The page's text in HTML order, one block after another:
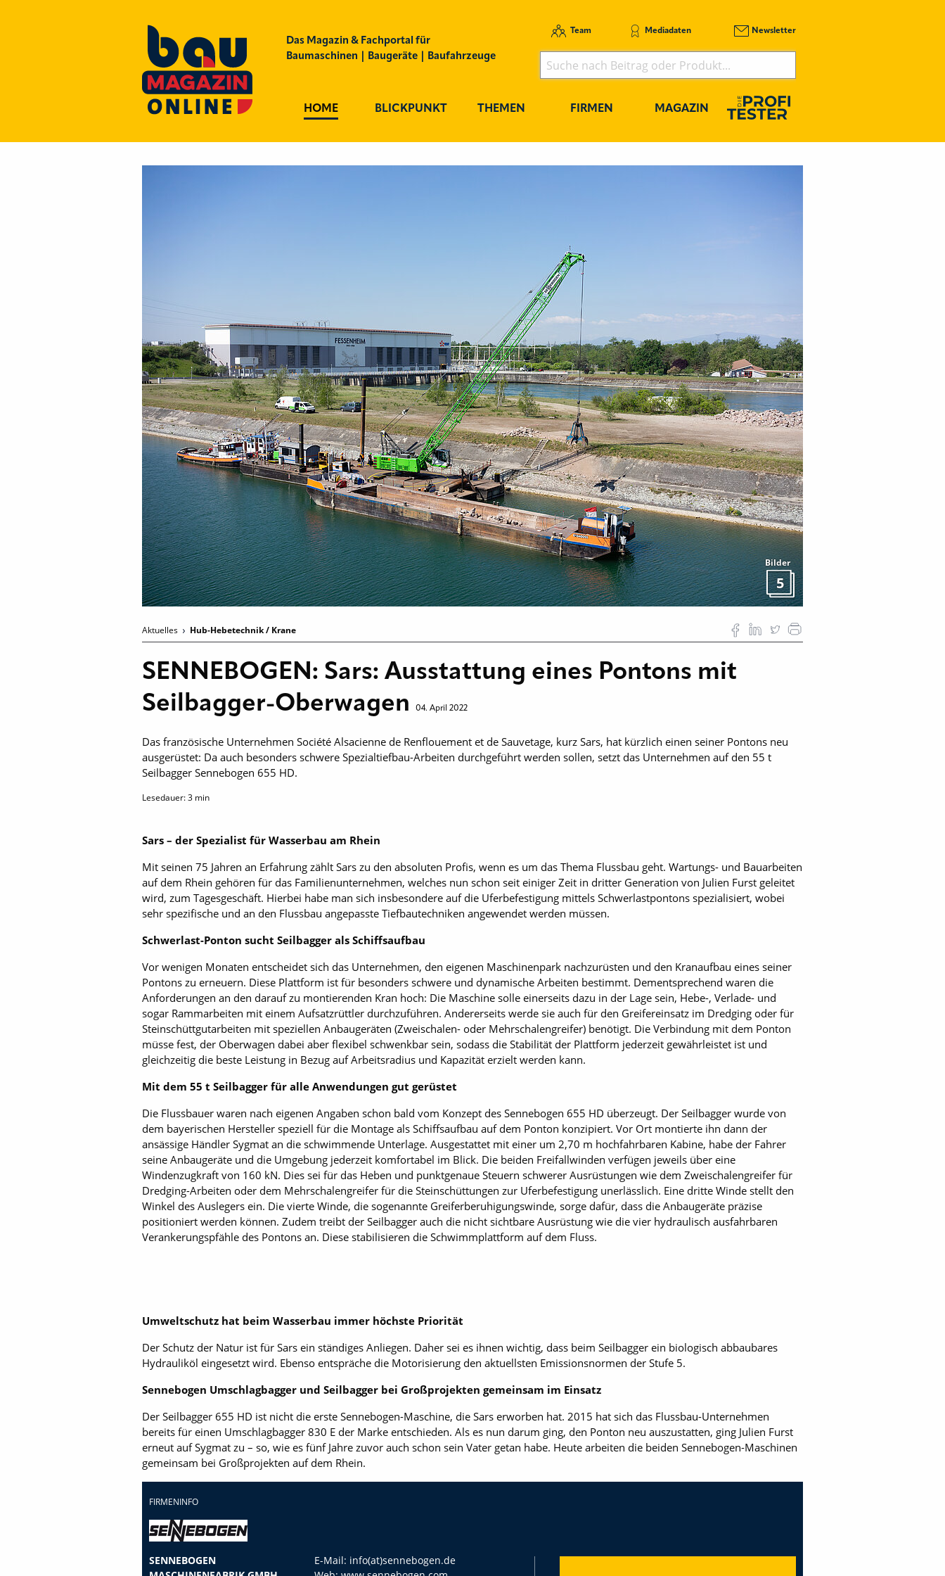
Das Magazin & Fachportal für
Baumaschinen | Baugeräte | Baufahrzeuge
Team Mediadaten Newsletter
HOME BLICKPUNKT THEMEN FIRMEN MAGAZIN
Bilder
5
Aktuelles Hub-Hebetechnik / Krane
SENNEBOGEN: Sars: Ausstattung eines Pontons mit
Seilbagger-Oberwagen
04. April 2022
Das französische Unternehmen Société Alsacienne de Renflouement et de Sauvetage, kurz Sars, hat kürzlich einen seiner Pontons neu
ausgerüstet: Da auch besonders schwere Spezialtiefbau-Arbeiten durchgeführt werden sollen, setzt das Unternehmen auf den 55 t
Seilbagger Sennebogen 655 HD.
Lesedauer:3 min
Sars – der Spezialist für Wasserbau am Rhein
Mit seinen 75 Jahren an Erfahrung zählt Sars zu den absoluten Profis, wenn es um das Thema Flussbau geht. Wartungs- und Bauarbeiten
auf dem Rhein gehören für das Familienunternehmen, welches nun schon seit einiger Zeit in dritter Generation von Julien Furst geleitet
wird, zum Tagesgeschäft. Hierbei habe man sich insbesondere auf die Uferbefestigung mittels Schwerlastpontons spezialisiert, wobei
sehr spezifische und an den Flussbau angepasste Tiefbautechniken angewendet werden müssen.
Schwerlast-Ponton sucht Seilbagger als Schiffsaufbau
Vor wenigen Monaten entscheidet sich das Unternehmen, den eigenen Maschinenpark nachzurüsten und den Kranaufbau eines seiner
Pontons zu erneuern. Diese Plattform ist für besonders schwere und dynamische Arbeiten bestimmt. Dementsprechend waren die
Anforderungen an den darauf zu montierenden Kran hoch: Die Maschine solle einerseits dazu in der Lage sein, Hebe-, Verlade- und
sogar Rammarbeiten mit einem Aufsatzrüttler durchzuführen. Andererseits werde sie auch für den Greifereinsatz im Dredging oder für
Steinschüttgutarbeiten mit speziellen Anbaugeräten (Zweischalen- oder Mehrschalengreifer) benötigt. Die Verbindung mit dem Ponton
müsse fest, der Oberwagen dabei aber flexibel schwenkbar sein, sodass die Stabilität der Plattform jederzeit gewährleistet ist und
gleichzeitig die beste Leistung in Bezug auf Arbeitsradius und Kapazität erzielt werden kann.
Mit dem 55 t Seilbagger für alle Anwendungen gut gerüstet
Die Flussbauer waren nach eigenen Angaben schon bald vom Konzept des Sennebogen 655 HD überzeugt. Der Seilbagger wurde von
dem bayerischen Hersteller speziell für die Montage als Schiffsaufbau auf dem Ponton konzipiert. Vor Ort montierte ihn dann der
ansässige Händler Sygmat an die schwimmende Unterlage. Ausgestattet mit einer um 2,70 m hochfahrbaren Kabine, habe der Fahrer
seine Anbaugeräte und die Umgebung jederzeit komfortabel im Blick. Die beiden Freifallwinden verfügen jeweils über eine
Windenzugkraft von 160 kN. Dies sei für das Heben und punktgenaue Steuern schwerer Ausrüstungen wie dem Zweischalengreifer für
Dredging-Arbeiten oder dem Mehrschalengreifer für die Steinschüttungen zur Uferbefestigung unerlässlich. Eine dritte Winde stellt den
Winkel des Auslegers ein. Die vierte Winde, die sogenannte Greiferberuhigungswinde, sorge dafür, dass die Anbaugeräte präzise
positioniert werden können. Zudem treibt der Seilbagger auch die nicht sichtbare Ausrüstung wie die vier hydraulisch ausfahrbaren
Verankerungspfähle des Pontons an. Diese stabilisieren die Schwimmplattform auf dem Fluss.
Umweltschutz hat beim Wasserbau immer höchste Priorität
Der Schutz der Natur ist für Sars ein ständiges Anliegen. Daher sei es ihnen wichtig, dass beim Seilbagger ein biologisch abbaubares
Hydrauliköl eingesetzt wird. Ebenso entspräche die Motorisierung den aktuellsten Emissionsnormen der Stufe 5.
Sennebogen Umschlagbagger und Seilbagger bei Großprojekten gemeinsam im Einsatz
Der Seilbagger 655 HD ist nicht die erste Sennebogen-Maschine, die Sars erworben hat. 2015 hat sich das Flussbau-Unternehmen
bereits für einen Umschlagbagger 830 E der Marke entschieden. Als es nun darum ging, den Ponton neu auszustatten, ging Julien Furst
erneut auf Sygmat zu – so, wie es fünf Jahre zuvor auch schon sein Vater getan habe. Heute arbeiten die beiden Sennebogen-Maschinen
gemeinsam bei Großprojekten auf dem Rhein.
FIRMENINFO
SENNEBOGEN
E-Mail: info(at)sennebogen.de